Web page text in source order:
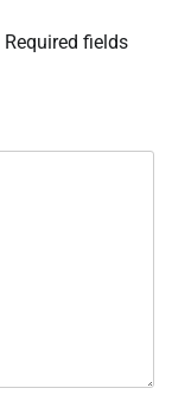
Required fields